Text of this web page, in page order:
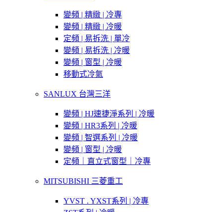
變頻 | 精緻 | 冷專
變頻 | 精緻 | 冷暖
定頻 | 易拆洗 | 單冷
變頻 | 易拆洗 | 冷暖
變頻 | 窗型 | 冷暖
移動式冷氣
SANLUX 台灣三洋
變頻 | HJ速捷淨系列 | 冷暖
變頻 | HR3系列 | 冷暖
變頻 | 智選系列 | 冷暖
變頻 | 窗型 | 冷暖
定頻｜直立式窗型｜冷專
MITSUBISHI 三菱重工
YVST . YXST系列 | 冷專